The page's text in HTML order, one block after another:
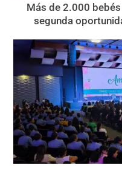
Más de 2.000
segunda